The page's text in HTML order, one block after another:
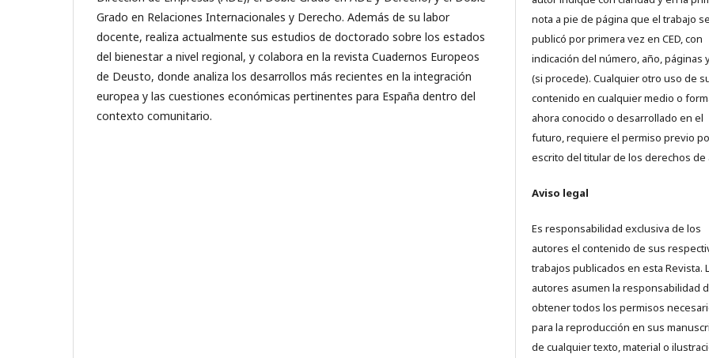
Grado en Relaciones Internacionales y Derecho. Además de su labor
docente, realiza actualmente sus estudios de doctorado sobre los estados
del bienestar a nivel regional, y colabora en la revista Cuadernos Europeos
de Deusto, donde analiza los desarrollos más recientes en la integración
europea y las cuestiones económicas pertinentes para España dentro del
contexto comunitario.
nota a pie de página que el trabajo se
publicó por primera vez en CED, con
indicación del número, año, páginas
(si procede). Cualquier otro uso de
contenido en cualquier medio o
ahora conocido o desarrollado en el
futuro, requiere el permiso previo
escrito del titular de los derechos de
Aviso legal
Es responsabilidad exclusiva de los
autores el contenido de sus
trabajos publicados en esta Revista.
autores asumen la responsabilidad
obtener todos los permisos
para la reproducción en sus
de cualquier texto, material o